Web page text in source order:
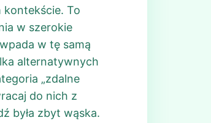
To
w szerokie
w tę samą
alternatywnych
„zdalne
do nich z
była zbyt wąska.